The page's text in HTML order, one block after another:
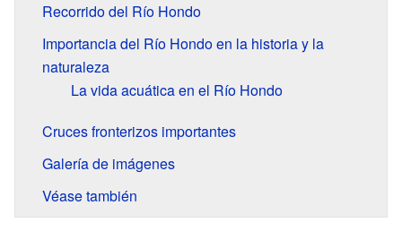
Recorrido del Río Hondo
Importancia del Río Hondo en la historia y la
naturaleza
La vida acuática en el Río Hondo
Cruces fronterizos importantes
Galería de imágenes
Véase también